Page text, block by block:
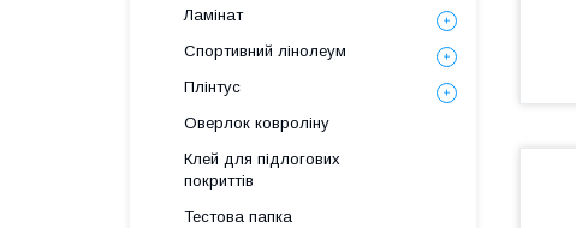
Ламінат
Спортивний лінолеум
Плінтус
Оверлок ковроліну
Клей для підлогових
покриттів
Тестова папка